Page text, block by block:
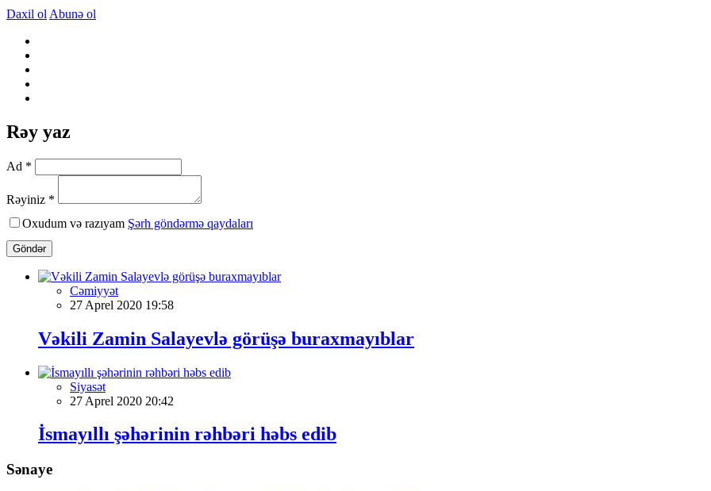
Daxil ol Abunə ol
Rəy yaz
Ad *
Rəyiniz *
Oxudum və razıyam Şərh göndərmə qaydaları
Göndər
Cəmiyyət
27 Aprel 2020 19:58
Vəkili Zamin Salayevlə görüşə buraxmayıblar
Siyasət
27 Aprel 2020 20:42
İsmayıllı şəhərinin rəhbəri həbs edib
Sənaye